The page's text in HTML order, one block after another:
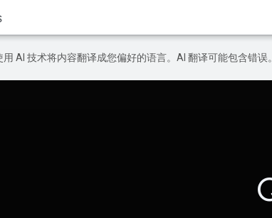
用 AI 技术将内容翻译成您偏好的语言。AI 翻译可能包含错误。